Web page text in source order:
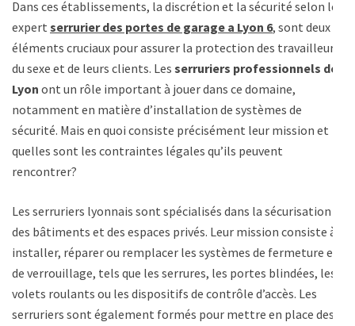
Dans ces établissements, la discrétion et la sécurité selon les
expert serrurier des portes de garage a Lyon 6, sont deux
éléments cruciaux pour assurer la protection des travailleurs
du sexe et de leurs clients. Les serruriers professionnels de
Lyon ont un rôle important à jouer dans ce domaine,
notamment en matière d’installation de systèmes de
sécurité. Mais en quoi consiste précisément leur mission et
quelles sont les contraintes légales qu’ils peuvent
rencontrer?
Les serruriers lyonnais sont spécialisés dans la sécurisation
des bâtiments et des espaces privés. Leur mission consiste à
installer, réparer ou remplacer les systèmes de fermeture et
de verrouillage, tels que les serrures, les portes blindées, les
volets roulants ou les dispositifs de contrôle d’accès. Les
serruriers sont également formés pour mettre en place des